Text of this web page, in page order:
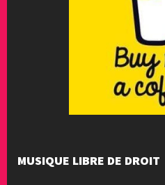
MUSIQUE LIBRE DE DROIT